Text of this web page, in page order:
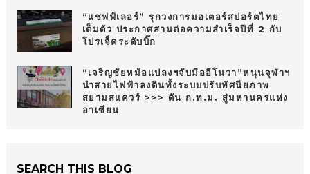
“แชฟฟ์เลอร์” รุกวงการมอเตอร์สปอร์ตไทย
เต็มตัว ประกาศสานต่อความสำเร็จปีที่ 2 กับ
โปรเจ็คระดับบิ๊ก
“เจริญชัยหม้อแปลงฯจับมืออีโนวา”หนุนจุฬาฯ
นำสายไฟฟ้าลงดินทั้งระบบปรับทัศนียภาพ
สยามสแควร์ >>> ดัน ก.ท.ม. สู่มหานครแห่ง
อาเซียน
SEARCH THIS BLOG